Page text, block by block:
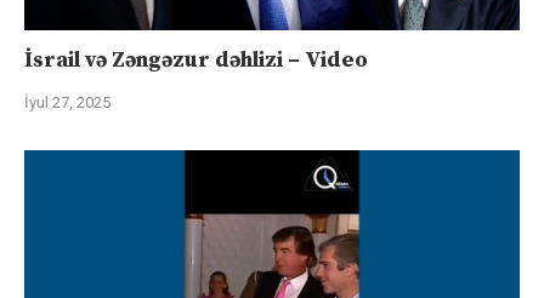
İsrail və Zəngəzur dəhlizi – Video
İyul 27, 2025